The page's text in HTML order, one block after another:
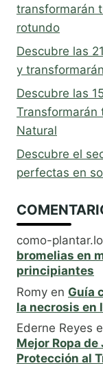
transformarán
rotundo
Descubre las
y
Descubre las
Transformarán
Natural
Descubre el
perfectas en
como-
bromelias en
principiantes
Romy en Guía
la necrosis en
Ederne Reyes
Mejor Ropa
Protección al